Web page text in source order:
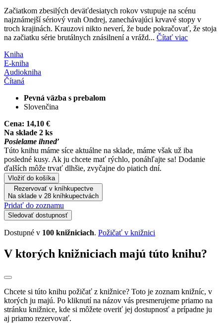
Začiatkom zbesilých deväťdesiatych rokov vstupuje na scénu
najznámejší sériový vrah Ondrej, zanechávajúci krvavé stopy v
troch krajinách. Krauzovi nikto neverí, že bude pokračovať, že stoja
na začiatku série brutálnych znásilnení a vrážd... Čítať viac
Kniha
E-kniha
Audiokniha
Čítaná
Pevná väzba s prebalom
Slovenčina
Cena: 14,10 €
Na sklade 2 ks
Posielame ihneď
Túto knihu máme síce aktuálne na sklade, máme však už iba
posledné kusy. Ak ju chcete mať rýchlo, ponáhľajte sa! Dodanie
ďalších môže trvať dlhšie, zvyčajne do piatich dní.
Vložiť do košíka
Rezervovať v kníhkupectve
Na sklade v 28 kníhkupectvách
Pridať do zoznamu
Sledovať dostupnosť
Dostupné v 100 knižniciach. Požičať v knižnici
V ktorých knižniciach majú túto knihu?
Chcete si túto knihu požičať z knižnice? Toto je zoznam knižníc, v
ktorých ju majú. Po kliknutí na názov vás presmerujeme priamo na
stránku knižnice, kde si môžete overiť jej dostupnosť a prípadne ju
aj priamo rezervovať.